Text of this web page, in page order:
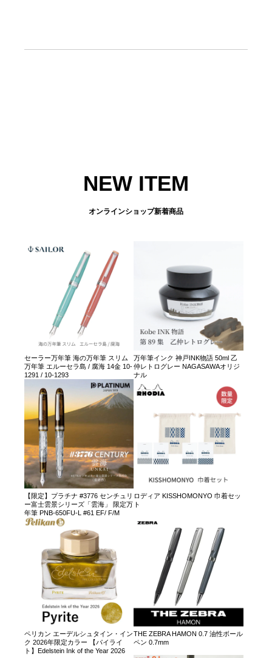
NEW ITEM
オンラインショップ新着商品
セーラー万年筆 海の万年筆 スリム
万年筆 エルーセラ島 / 腐海 14金 10-
1291 / 10-1293
万年筆インク 神戸INK物語 50ml 乙
仲レトログレー NAGASAWAオリジ
ナル
【限定】プラチナ #3776 センチュリ
ー富士雲景シリーズ「雲海」 限定万
年筆 PNB-650FU-L #61 EF/ F/M
ロディア KISSHOMONYO 巾着セッ
ト
ペリカン エーデルシュタイン・イン
ク 2026年限定カラー 【パイライ
ト】Edelstein Ink of the Year 2026
THE ZEBRA HAMON 0.7 油性ボール
ペン 0.7mm